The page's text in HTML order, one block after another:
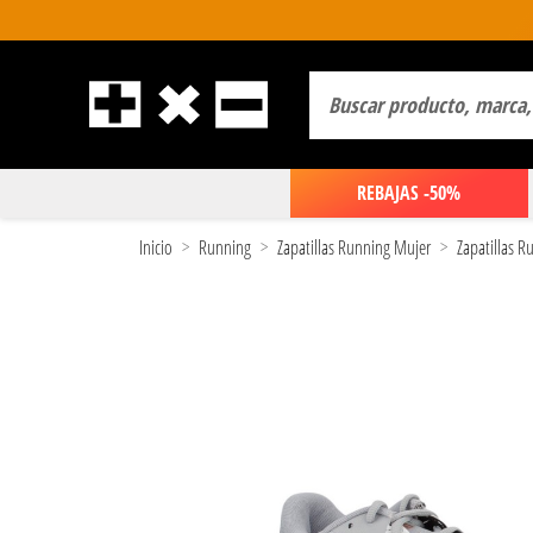
REBAJAS -50%
Inicio Running Zapatillas Running Mujer Zapatillas